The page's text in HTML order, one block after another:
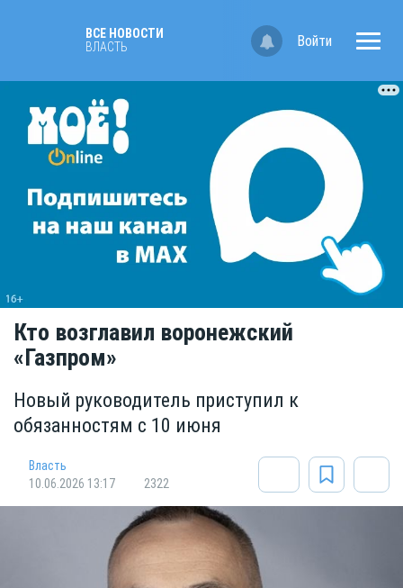
ВСЕ НОВОСТИ
ВЛАСТЬ
Войти
Кто возглавил воронежский
«Газпром»
Новый руководитель приступил к
обязанностям с 10 июня
Власть
10.06.2026 13:17
2322